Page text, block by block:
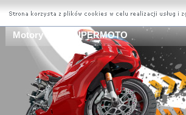
Motory - 990 SUPERMOTO